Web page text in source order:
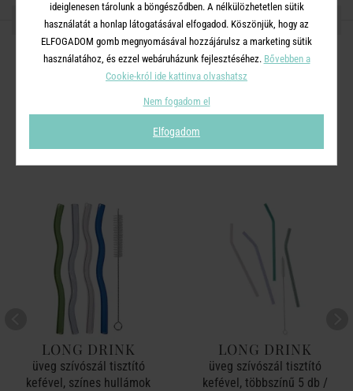
OSZD MEG MÁSOKKAL!
A TERMÉKCSALÁD TOVÁBBI
TERMÉKEI
LONG DRINK
üveg szívószál tisztító
kefével, színes hullámok
LONG DRINK
üveg szívószál tisztító
kefével, többszínű 5 db /
ideiglenesen tárolunk a böngésződben. A nélkülözhetetlen sütik
használatát a honlap látogatásával elfogadod. Köszönjük, hogy az
ELFOGADOM gomb megnyomásával hozzájárulsz a marketing sütik
használatához, és ezzel webáruházunk fejlesztéséhez. Bővebben a
Cookie-król ide kattinva olvashatsz
Nem fogadom el
Elfogadom